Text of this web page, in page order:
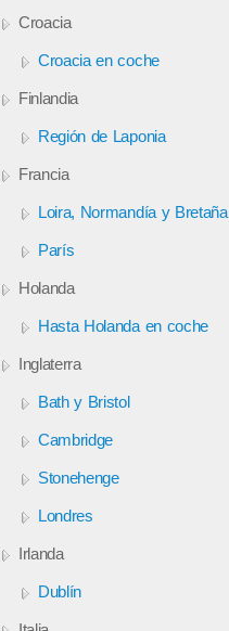
Croacia
Croacia en coche
Finlandia
Región de Laponia
Francia
Loira, Normandía y Bretaña
París
Holanda
Hasta Holanda en coche
Inglaterra
Bath y Bristol
Cambridge
Stonehenge
Londres
Irlanda
Dublín